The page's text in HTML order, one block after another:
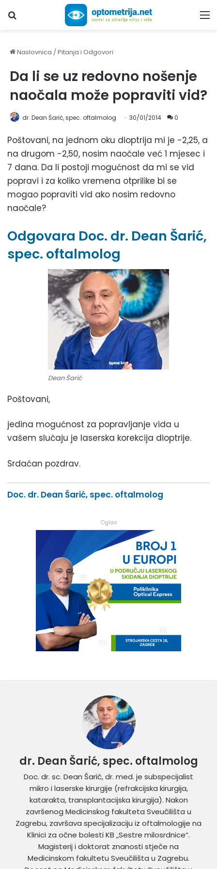
Upiši traženi pojam...
Naslovnica /Pitanja i Odgovori
Da li se uz redovno nošenje
naočala može popraviti vid?
dr. Dean Šarić, spec. oftalmolog 30/01/2014 0
Poštovani, na jednom oku dioptrija mi je -2,25, a
na drugom -2,50, nosim naočale već 1 mjesec i
7 dana. Da li postoji mogućnost da mi se vid
popravi i za koliko vremena otprilike bi se
mogao popraviti vid ako nosim redovno
naočale?
Odgovara Doc. dr. Dean Šarić,
spec. oftalmolog
Dean Šarić
Poštovani,
jedina mogućnost za popravljanje vida u
vašem slučaju je laserska korekcija dioptrije.
Srdačan pozdrav.
Doc. dr. Dean Šarić, spec. oftalmolog
Oglas
dr. Dean Šarić, spec. oftalmolog
Doc. dr. sc. Dean Šarić, dr. med. je subspecijalist
mikro i laserske kirurgije (refrakcijska kirurgija,
katarakta, transplantacijska kirurgija). Nakon
završenog Medicinskog fakulteta Sveučilišta u
Zagrebu, završava specijalizaciju iz oftalmologije na
Klinici za očne bolesti KB „Sestre milosrdnice“.
Magisterij i doktorat znanosti stječe na
Medicinskom fakultetu Sveučilišta u Zagrebu.